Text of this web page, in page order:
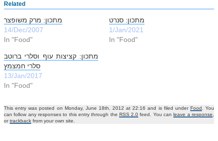
Related
מתכון: מרק משופצר
14/Dec/2007
In "Food"
מתכון: סנרט
1/Jan/2021
In "Food"
מתכון: קציצות עוף וסלרי ברוטב
סלרי חמצמץ
13/Jan/2017
In "Food"
This entry was posted on Monday, June 18th, 2012 at 22:16 and is filed under Food. You
can follow any responses to this entry through the RSS 2.0 feed. You canleave a response,
ortrackback from your own site.